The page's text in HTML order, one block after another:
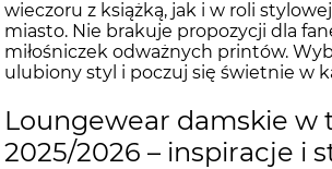
wieczoru z książką, jak i w roli
miasto. Nie brakuje propozycji dla
miłośniczek odważnych printów.
ulubiony styl i poczuj się świetnie w
Loungewear damskie w
2025/2026 – inspiracje i